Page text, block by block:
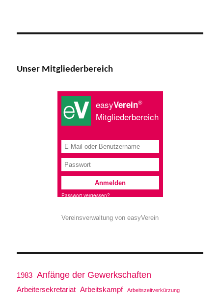
Unser Mitgliederbereich
Vereinsverwaltung von easyVerein
1983 Anfänge der Gewerkschaften
Arbeitersekretariat Arbeitskampf Arbeitszeitverkürzung